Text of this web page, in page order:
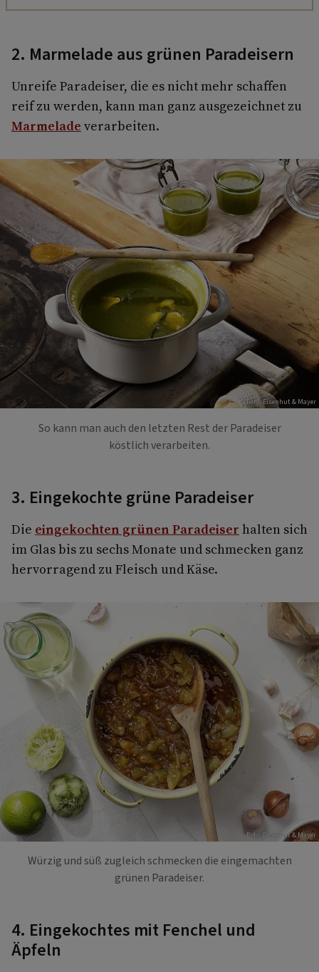
2. Marmelade aus grünen Paradeisern
Unreife Paradeiser, die es nicht mehr schaffen
reif zu werden, kann man ganz ausgezeichnet zu
Marmelade verarbeiten.
Foto: Eisenhut & Mayer
So kann man auch den letzten Rest der Paradeiser
köstlich verarbeiten.
3. Eingekochte grüne Paradeiser
Die eingekochten grünen Paradeiser halten sich
im Glas bis zu sechs Monate und schmecken ganz
hervorragend zu Fleisch und Käse.
Foto: Eisenhut & Mayer
Würzig und süß zugleich schmecken die eingemachten
grünen Paradeiser.
4. Eingekochtes mit Fenchel und
Äpfeln